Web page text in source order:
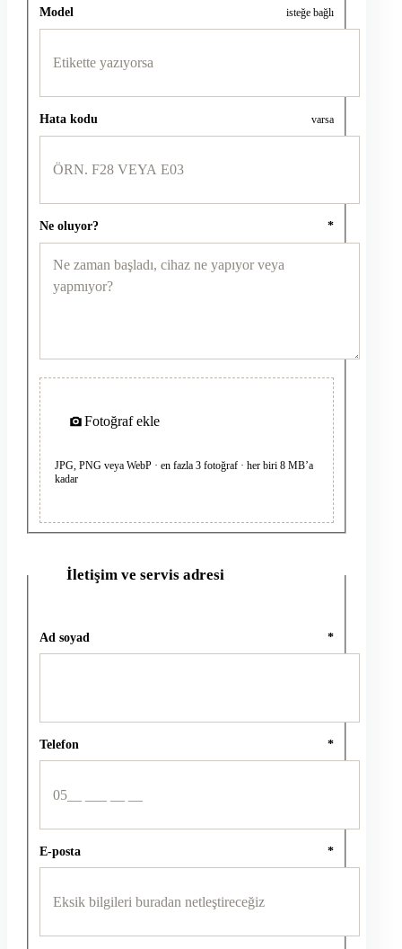
Model isteğe bağlı
Hata kodu varsa
Ne oluyor? *
Fotoğraf ekle
JPG, PNG veya WebP · en fazla 3 fotoğraf · her biri 8 MB’a
kadar
İletişim ve servis adresi
Ad soyad *
Telefon *
E-posta *